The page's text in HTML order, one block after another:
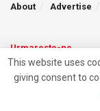
About Advertise
Urmareste-ne
This website uses
giving consent to